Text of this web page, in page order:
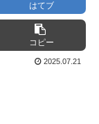
はてブ
コピー
2025.07.21